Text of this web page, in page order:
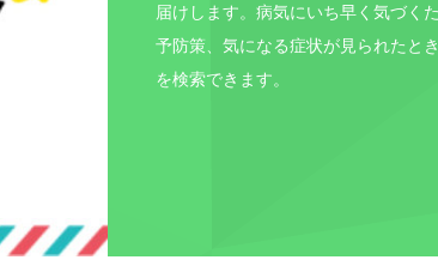
届けします。病気にいち早く気づく
予防策、気になる症状が見られたと
を検索できます。